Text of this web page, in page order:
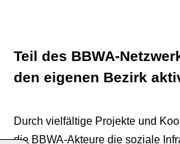
Teil des BBWA-
den eigenen Bezirk
Durch vielfältige Projekte und
die BBWA-Akteure die soziale